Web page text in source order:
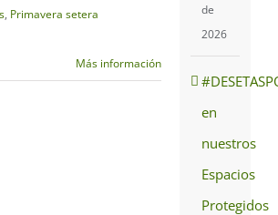
, Primavera setera
Más información
de
2026
en
nuestros
Espacios
Protegidos